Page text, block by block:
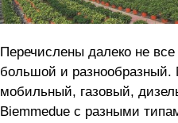
Перечислены далеко не
большой и разнообразный.
мобильный, газовый,
Biemmedue с разными